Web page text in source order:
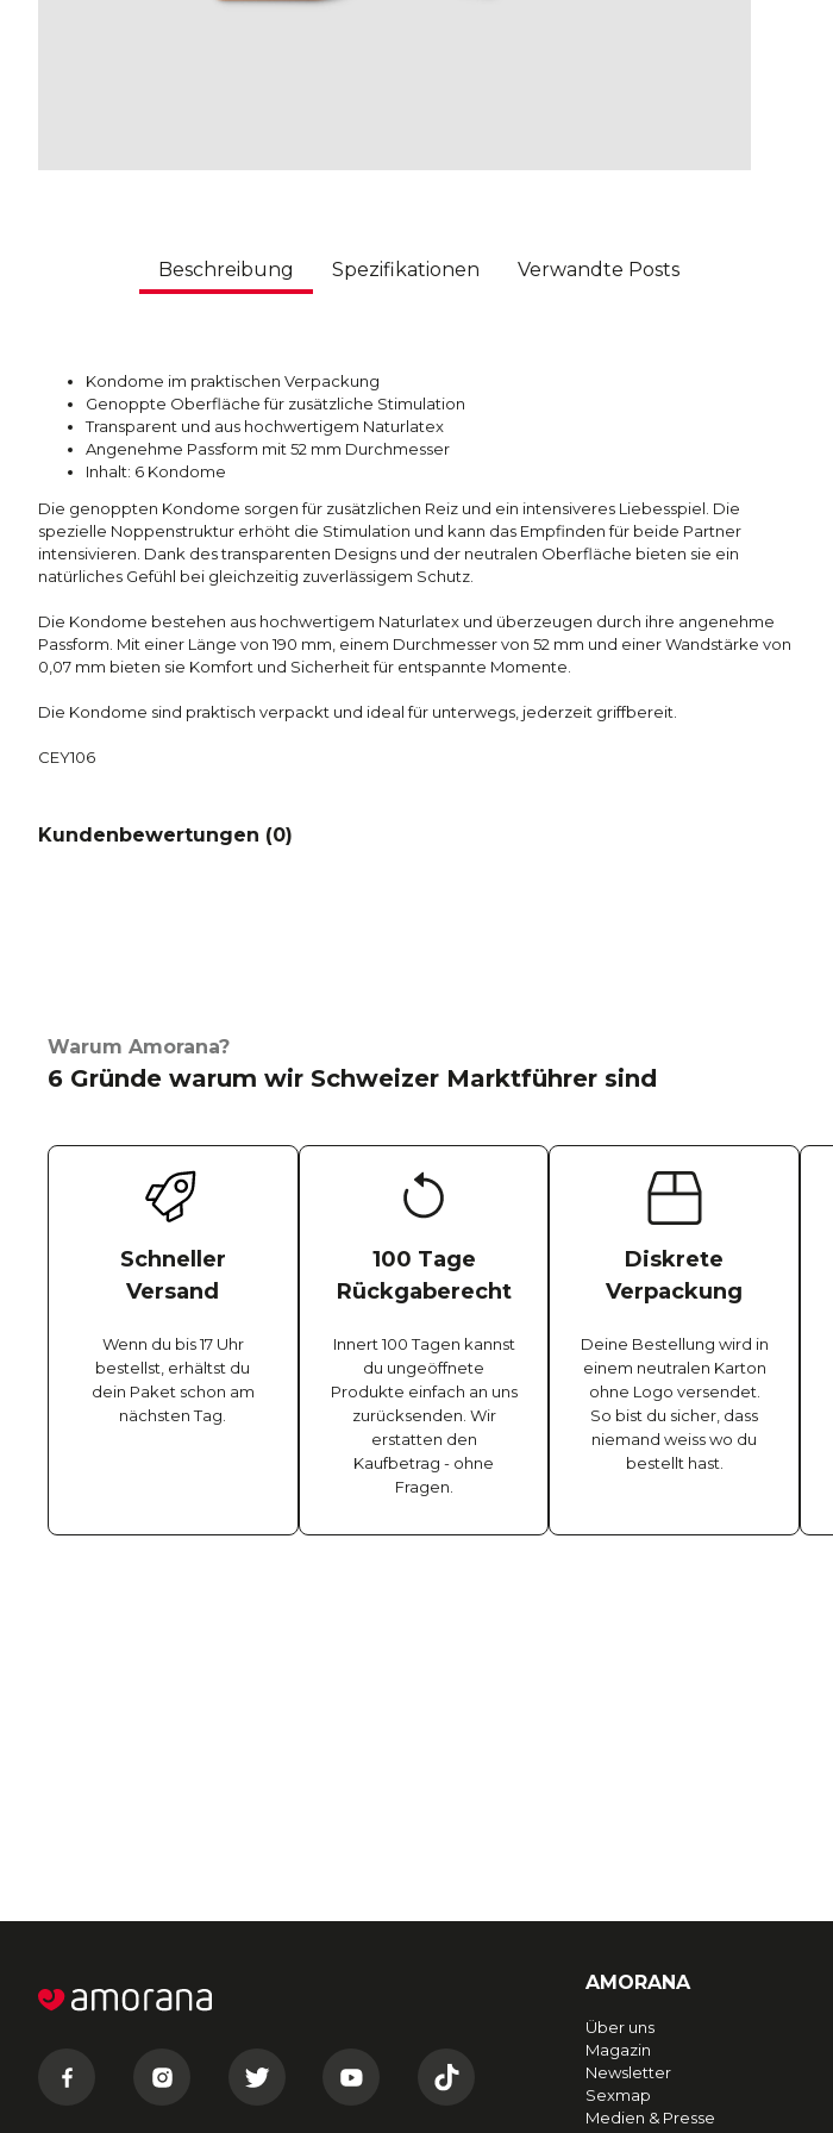
Beschreibung Spezifikationen Verwandte Posts
Kondome im praktischen Verpackung
Genoppte Oberfläche für zusätzliche Stimulation
Transparent und aus hochwertigem Naturlatex
Angenehme Passform mit 52 mm Durchmesser
Inhalt: 6 Kondome
Die genoppten Kondome sorgen für zusätzlichen Reiz und ein intensiveres Liebesspiel. Die
spezielle Noppenstruktur erhöht die Stimulation und kann das Empfinden für beide Partner
intensivieren. Dank des transparenten Designs und der neutralen Oberfläche bieten sie ein
natürliches Gefühl bei gleichzeitig zuverlässigem Schutz.
Die Kondome bestehen aus hochwertigem Naturlatex und überzeugen durch ihre angenehme
Passform. Mit einer Länge von 190 mm, einem Durchmesser von 52 mm und einer Wandstärke von
0,07 mm bieten sie Komfort und Sicherheit für entspannte Momente.
Die Kondome sind praktisch verpackt und ideal für unterwegs, jederzeit griffbereit.
CEY106
Kundenbewertungen (0)
Warum Amorana?
6 Gründe warum wir Schweizer Marktführer sind
Schneller
Versand
Wenn du bis 17 Uhr
bestellst, erhältst du
dein Paket schon am
nächsten Tag.
100 Tage
Rückgaberecht
Innert 100 Tagen kannst
du ungeöffnete
Produkte einfach an uns
zurücksenden. Wir
erstatten den
Kaufbetrag - ohne
Fragen.
Diskrete
Verpackung
Deine Bestellung wird in
einem neutralen Karton
ohne Logo versendet.
So bist du sicher, dass
niemand weiss wo du
bestellt hast.
AMORANA
Über uns
Magazin
Newsletter
Sexmap
Medien & Presse